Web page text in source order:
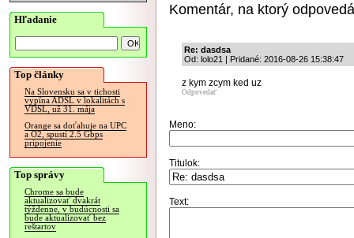
Hľadanie
Top články
Na Slovensku sa v tichosti
vypína ADSL v lokalitách s
VDSL, už 31. mája
Orange sa doťahuje na UPC
a O2, spustí 2.5 Gbps
pripojenie
Top správy
Chrome sa bude
aktualizovať dvakrát
týždenne, v budúcnosti sa
bude aktualizovať bez
reštartov
Komentár, na ktorý
Re: dasdsa
Od: lolo21 | Pridané: 2016-08-26 15:38:47
z kym zcym ked uz
Odpovedať
Meno:
Titulok:
Text: